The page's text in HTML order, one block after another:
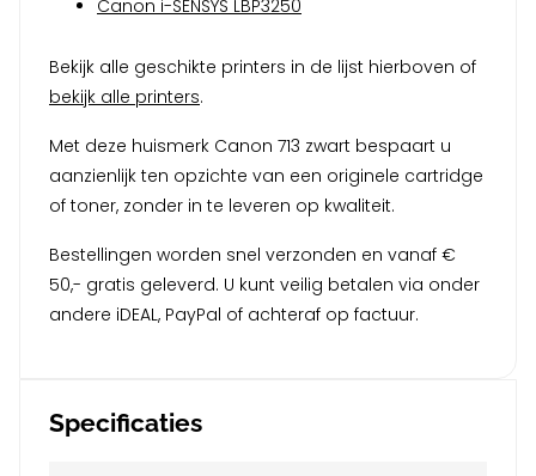
Canon i-SENSYS LBP3250
Bekijk alle geschikte printers in de lijst hierboven of
bekijk alle printers.
Met deze huismerk Canon 713 zwart bespaart u
aanzienlijk ten opzichte van een originele cartridge
of toner, zonder in te leveren op kwaliteit.
Bestellingen worden snel verzonden en vanaf €
50,- gratis geleverd. U kunt veilig betalen via onder
andere iDEAL, PayPal of achteraf op factuur.
Specificaties